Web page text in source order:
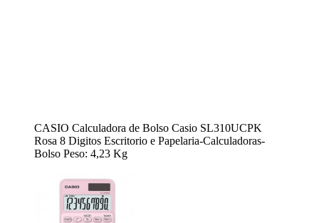
CASIO Calculadora de Bolso Casio SL310UCPK
Rosa 8 Digitos Escritorio e Papelaria-Calculadoras-
Bolso Peso: 4,23 Kg